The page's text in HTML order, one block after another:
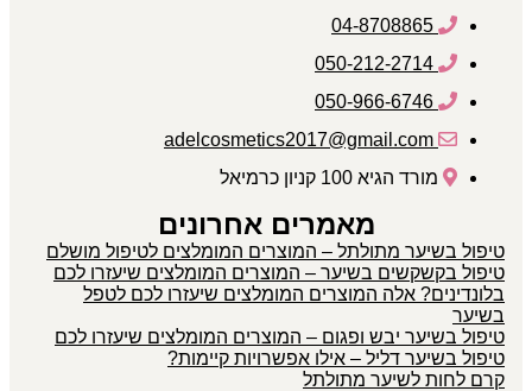
04-8708865
050-212-2714
050-966-6746
adelcosmetics2017@gmail.com
מורד הגיא 100 קניון כרמיאל
מאמרים אחרונים
טיפול בשיער מתולתל – המוצרים המומלצים לטיפול מושלם
טיפול בקשקשים בשיער – המוצרים המומלצים שיעזרו לכם
בלונדינים? אלה המוצרים המומלצים שיעזרו לכם לטפל
בשיער
טיפול בשיער יבש ופגום – המוצרים המומלצים שיעזרו לכם
טיפול בשיער דליל – אילו אפשרויות קיימות?
קרם לחות לשיער מתולתל